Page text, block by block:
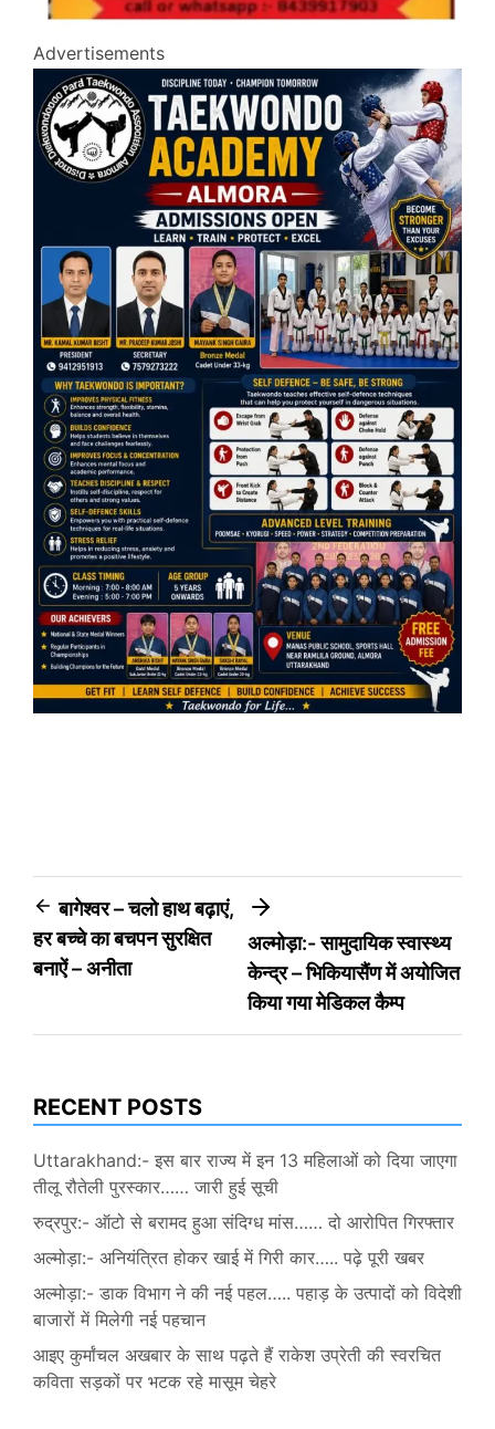
Advertisements
Post
navigation
बागेश्वर – चलो हाथ बढ़ाएं,
हर बच्चे का बचपन सुरक्षित
बनाऐं – अनीता
अल्मोड़ा:- सामुदायिक स्वास्थ्य
केन्द्र – भिकियासैंण में अयोजित
किया गया मेडिकल कैम्प
RECENT POSTS
Uttarakhand:- इस बार राज्य में इन 13 महिलाओं को दिया जाएगा
तीलू रौतेली पुरस्कार…… जारी हुई सूची
रुद्रपुर:- ऑटो से बरामद हुआ संदिग्ध मांस…… दो आरोपित गिरफ्तार
अल्मोड़ा:- अनियंत्रित होकर खाई में गिरी कार….. पढ़े पूरी खबर
अल्मोड़ा:- डाक विभाग ने की नई पहल….. पहाड़ के उत्पादों को विदेशी
बाजारों में मिलेगी नई पहचान
आइए कुर्मांचल अखबार के साथ पढ़ते हैं राकेश उप्रेती की स्वरचित
कविता सड़कों पर भटक रहे मासूम चेहरे